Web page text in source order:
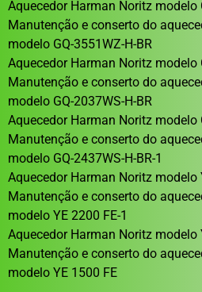
Aquecedor Harman Noritz modelo
Manutenção e conserto do
modelo GQ-3551WZ-H-BR
Aquecedor Harman Noritz modelo
Manutenção e conserto do
modelo GQ-2037WS-H-BR
Aquecedor Harman Noritz modelo
Manutenção e conserto do
modelo GQ-2437WS-H-BR-1
Aquecedor Harman Noritz modelo
Manutenção e conserto do
modelo YE 2200 FE-1
Aquecedor Harman Noritz modelo
Manutenção e conserto do
modelo YE 1500 FE